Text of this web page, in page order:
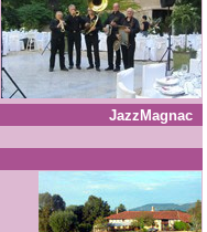
JazzMagnac